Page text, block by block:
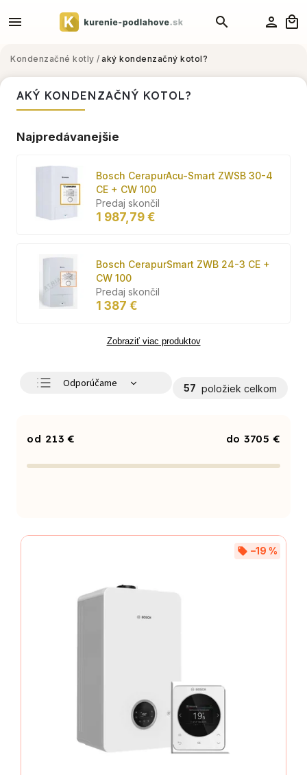
Kondenzačné kotly / aký kondenzačný kotol?
AKÝ KONDENZAČNÝ KOTOL?
Najpredávanejšie
Bosch CerapurAcu-Smart ZWSB 30-4
CE + CW 100
Predaj skončil
1 987,79 €
Bosch CerapurSmart ZWB 24-3 CE +
CW 100
Predaj skončil
1 387 €
Zobraziť viac produktov
Odporúčame
Abecedne
57 položiek celkom
213 € 3705 €
–19 %